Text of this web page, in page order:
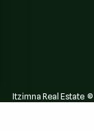
Itzimna Real Estate©